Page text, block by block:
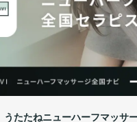
うたたねニューハーフマッサ